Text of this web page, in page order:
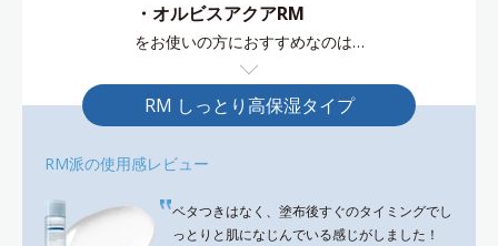
・オルビスアクアRM
をお使いの方におすすめなのは…
RM しっとり高保湿タイプ
RM派の使用感レビュー
ベタつきはなく、塗布後すぐのタイミングでし
っとりと肌になじんでいる感じがしました！